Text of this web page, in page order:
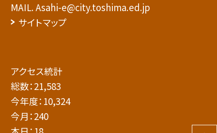
MAIL. Asahi-e@city.toshima.ed.jp
サイトマップ
アクセス統計
総数：21,583
今年度： 10,324
今月：240